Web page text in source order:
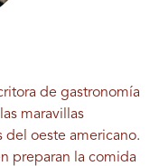
de gastronomía
maravillas
del oeste americano.
preparan la comida